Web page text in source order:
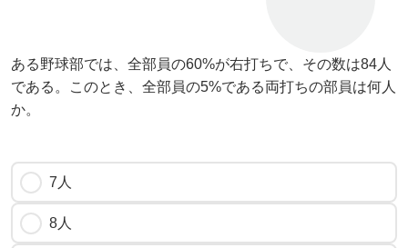
ある野球部では、全部員の60%が右打ちで、その数は84人
である。このとき、全部員の5%である両打ちの部員は何人
か。
7人
8人